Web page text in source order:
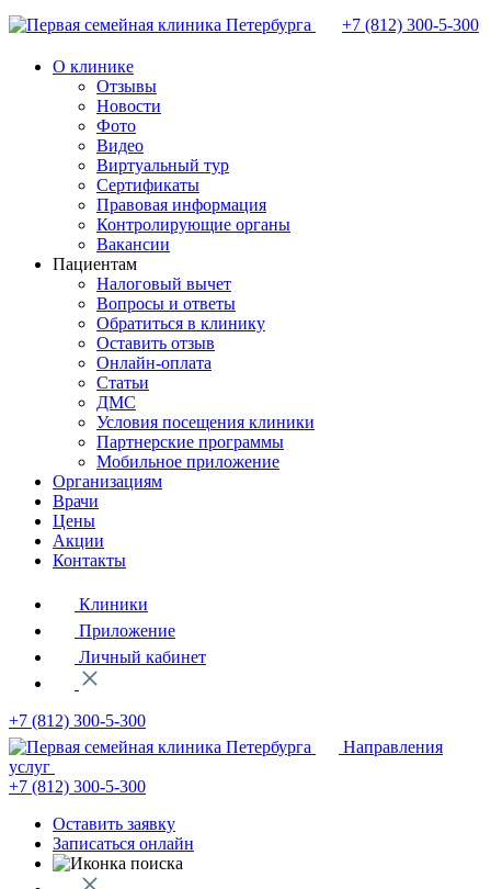
+7 (812) 300-5-300
О клинике
Отзывы
Новости
Фото
Видео
Виртуальный тур
Сертификаты
Правовая информация
Контролирующие органы
Вакансии
Пациентам
Налоговый вычет
Вопросы и ответы
Обратиться в клинику
Оставить отзыв
Онлайн-оплата
Статьи
ДМС
Условия посещения клиники
Партнерские программы
Мобильное приложение
Организациям
Врачи
Цены
Акции
Контакты
Клиники
Приложение
Личный кабинет
+7 (812) 300-5-300
Направления
услуг
+7 (812) 300-5-300
Оставить заявку
Записаться онлайн